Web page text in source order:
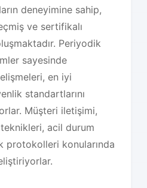
deneyimine sahip,
ve sertifikalı
Periyodik
sayesinde
en iyi
standartlarını
Müşteri iletişimi,
acil durum
protokolleri konularında